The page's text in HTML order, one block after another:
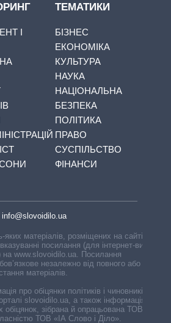
І
ТЕМАТИКИ
БІЗНЕС
ЕКОНОМІКА
КУЛЬТУРА
НАУКА
НАЦІОНАЛЬНА
БЕЗПЕКА
ПОЛІТИКА
ПРАВО
СУСПІЛЬСТВО
ФІНАНСИ
info@slovoidilo.ua
матеріалів, розміщених на сайті,
посилання (для інтернет-видань
на www.slovoidilo.ua. Посилання
незалежно від повного або
матеріалів.
про обіцянки політиків і чиновників,
slovoidilo.ua, а також інформація про
обіцянок, зібрана й опрацьована ТОВ «ІА
ТОВ «ІА Слово і Діло».